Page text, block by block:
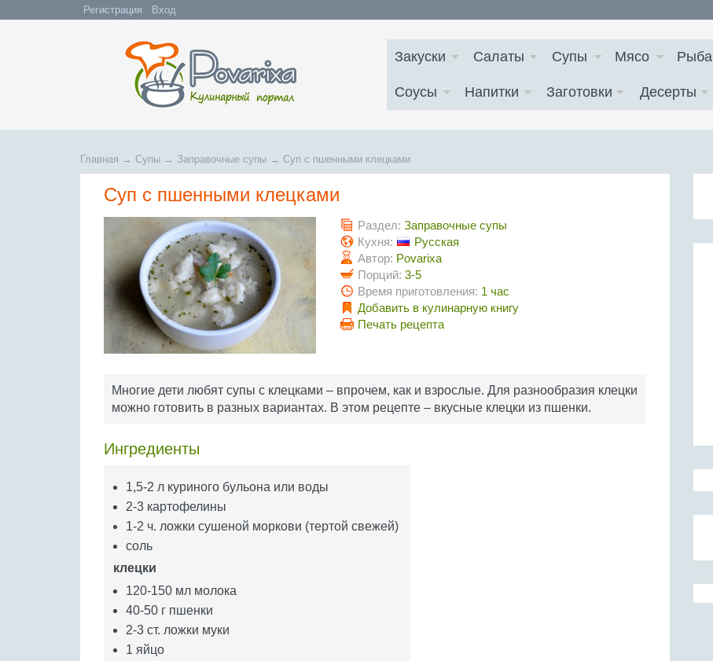
Регистрация Вход
Закуски Салаты Супы Мясо Рыба
Соусы Напитки Заготовки Десерты
Главная → Супы → Заправочные супы → Суп с пшенными клецками
Суп с пшенными клецками
Раздел: Заправочные супы
Кухня:
Русская
Автор: Povarixa
Порций: 3-5
Время приготовления: 1 час
Добавить в кулинарную книгу
Печать рецепта
Многие дети любят супы с клецками – впрочем, как и взрослые. Для разнообразия клецки
можно готовить в разных вариантах. В этом рецепте – вкусные клецки из пшенки.
Ингредиенты
1,5-2 л куриного бульона или воды
2-3 картофелины
1-2 ч. ложки сушеной моркови (тертой свежей)
соль
клецки
120-150 мл молока
40-50 г пшенки
2-3 ст. ложки муки
1 яйцо